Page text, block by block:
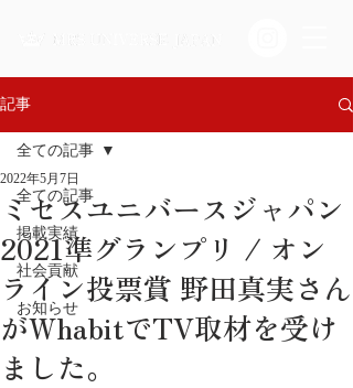
記事
全ての記事
掲載実績
社会貢献
お知らせ
全ての記事
ミセスユニバースジャパン
2021準グランプリ / オン
ライン投票賞 野田真実さん
がWhabitでTV取材を受け
ました。
2022年5月7日